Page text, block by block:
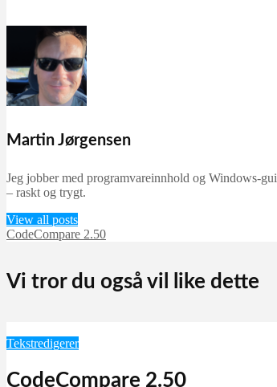
Martin Jørgensen
Jeg jobber med programvareinnhold og Windows-
– raskt og trygt.
View all posts
CodeCompare 2.50
Vi tror du også vil like dette
Tekstredigerer
CodeCompare 2.50